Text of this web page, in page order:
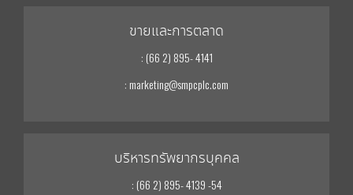
ขายและการตลาด
: (66 2) 895- 4141
: marketing@smpcplc.com
บริหารทรัพยากรบุคคล
: (66 2) 895- 4139 -54